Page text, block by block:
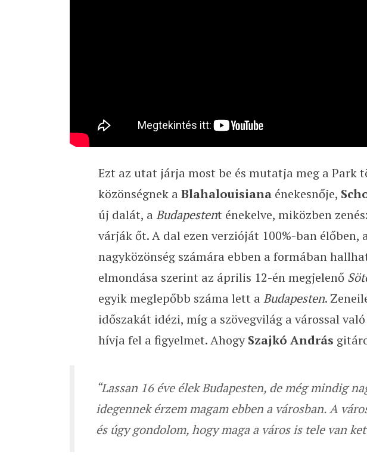
Ezt az utat járja most be és mutatja meg a Park
közönségnek a Blahalouisianaénekesnője,
új dalát, a Budapestent énekelve, miközben
várják őt. A dal ezen verzióját 100%-ban élőben,
nagyközönség számára ebben a formában
elmondása szerint az április 12-én megjelenő
egyik meglepőbb száma lett a Budapesten.
időszakát idézi, míg a szövegvilág a várossal
hívja fel a figyelmet. AhogySzajkó András
“Lassan 16 éve élek Budapesten, de még mindig
idegennek érzem magam ebben a városban. A
és úgy gondolom, hogy maga a város is tele van